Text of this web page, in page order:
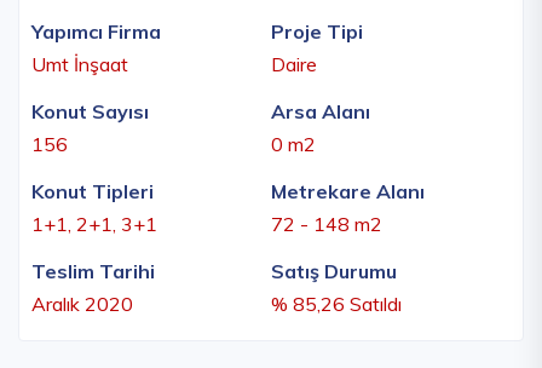
Yapımcı Firma
Umt İnşaat
Proje Tipi
Daire
Konut Sayısı
156
Arsa Alanı
0 m2
Konut Tipleri
1+1, 2+1, 3+1
Metrekare Alanı
72 - 148 m2
Teslim Tarihi
Aralık 2020
Satış Durumu
% 85,26 Satıldı